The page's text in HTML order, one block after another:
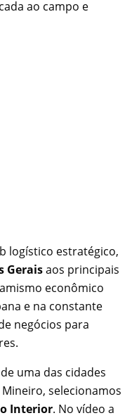
ao campo e
logístico estratégico,
Geraisaos principais
econômico
e na constante
negócios para
uma das cidades
selecionamos
Interior. No vídeo a